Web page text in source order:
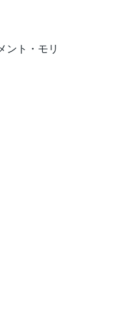
ト・モリ